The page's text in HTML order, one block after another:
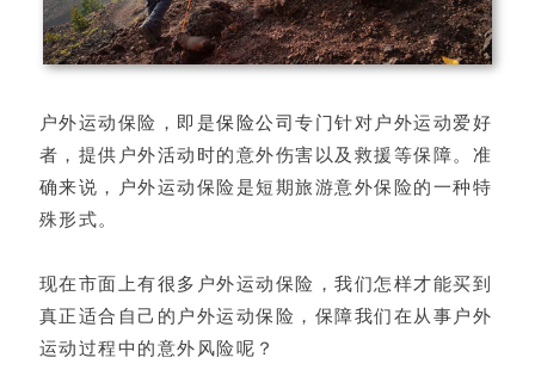
户外运动保险，即是保险公司专门针对户外运动爱好
者，提供户外活动时的意外伤害以及救援等保障。准
确来说，户外运动保险是短期旅游意外保险的一种特
殊形式。
现在市面上有很多户外运动保险，我们怎样才能买到
真正适合自己的户外运动保险，保障我们在从事户外
运动过程中的意外风险呢？